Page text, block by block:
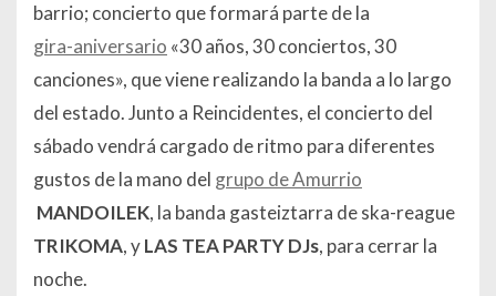
barrio; concierto que formará parte de la
gira-aniversario «30 años, 30 conciertos, 30
canciones», que viene realizando la banda a lo largo
del estado. Junto a Reincidentes, el concierto del
sábado vendrá cargado de ritmo para diferentes
gustos de la mano del grupo de Amurrio
MANDOILEK, la banda gasteiztarra de ska-reague
TRIKOMA, yLAS TEA PARTY DJs, para cerrar la
noche.